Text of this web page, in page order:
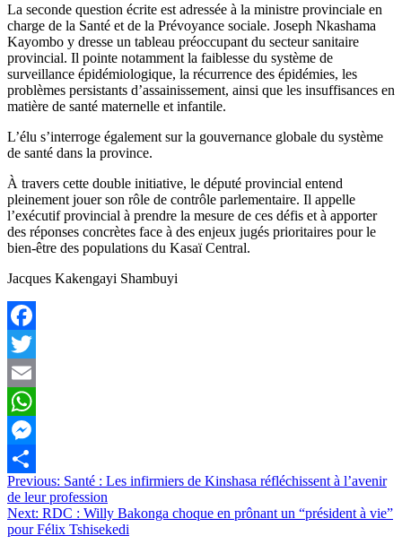
La seconde question écrite est adressée à la ministre provinciale en
charge de la Santé et de la Prévoyance sociale. Joseph Nkashama
Kayombo y dresse un tableau préoccupant du secteur sanitaire
provincial. Il pointe notamment la faiblesse du système de
surveillance épidémiologique, la récurrence des épidémies, les
problèmes persistants d’assainissement, ainsi que les insuffisances en
matière de santé maternelle et infantile.
L’élu s’interroge également sur la gouvernance globale du système
de santé dans la province.
À travers cette double initiative, le député provincial entend
pleinement jouer son rôle de contrôle parlementaire. Il appelle
l’exécutif provincial à prendre la mesure de ces défis et à apporter
des réponses concrètes face à des enjeux jugés prioritaires pour le
bien-être des populations du Kasaï Central.
Jacques Kakengayi Shambuyi
Facebook
Twitter
Email
WhatsApp
Messenger
Partager
Navigation
de
l’article
Previous: Santé : Les infirmiers de Kinshasa réfléchissent à l’avenir
de leur profession
Next: RDC : Willy Bakonga choque en prônant un “président à vie”
pour Félix Tshisekedi